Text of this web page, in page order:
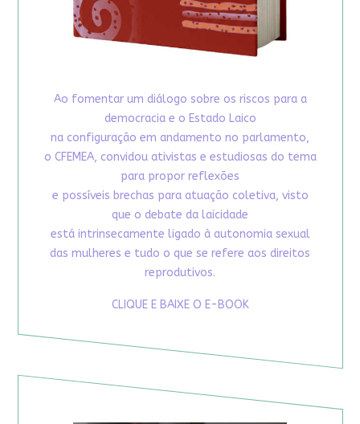
Ao fomentar um diálogo sobre os riscos para a
democracia e o Estado Laico
na configuração em andamento no parlamento,
o CFEMEA, convidou ativistas e estudiosas do tema
para propor reflexões
e possíveis brechas para atuação coletiva, visto
que o debate da laicidade
está intrinsecamente ligado à autonomia sexual
das mulheres e tudo o que se refere aos direitos
reprodutivos.
CLIQUE E BAIXE O E-BOOK